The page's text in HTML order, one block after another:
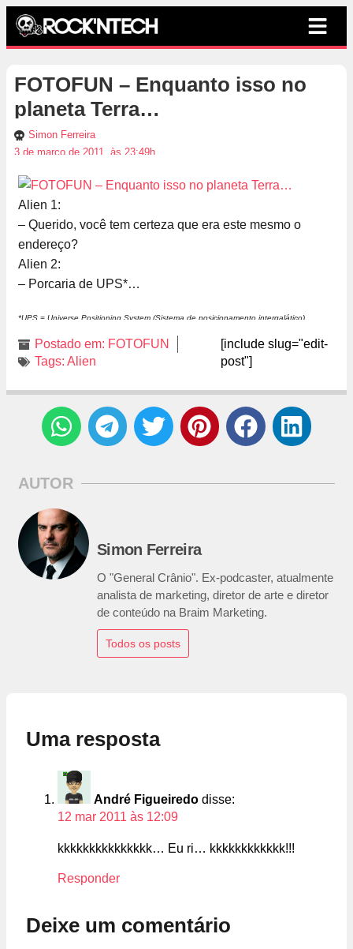
FOTOFUN – Enquanto isso no
planeta Terra…
Simon Ferreira
3 de março de 2011, às 23:49h
Alien 1:
– Querido, você tem certeza que era este mesmo o
endereço?
Alien 2:
– Porcaria de UPS*…
*UPS = Universe Positioning System (Sistema de posicionamento intergalático)
Postado em: FOTOFUN
Tags: Alien
[include slug="edit-
post"]
AUTOR
Simon Ferreira
O "General Crânio". Ex-podcaster, atualmente
analista de marketing, diretor de arte e diretor
de conteúdo na Braim Marketing.
Todos os posts
Uma resposta
André Figueiredo disse:
12 mar 2011 às 12:09
kkkkkkkkkkkkkkk… Eu ri… kkkkkkkkkkkk!!!
Responder
Deixe um comentário